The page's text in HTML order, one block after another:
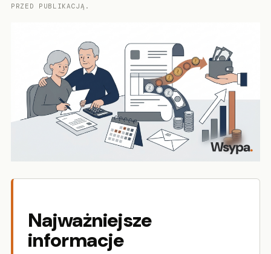
PRZED PUBLIKACJĄ.
Najważniejsze
informacje